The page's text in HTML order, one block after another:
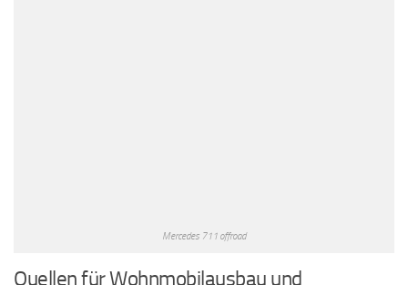
Mercedes 711 offroad
Quellen für Wohnmobilausbau und